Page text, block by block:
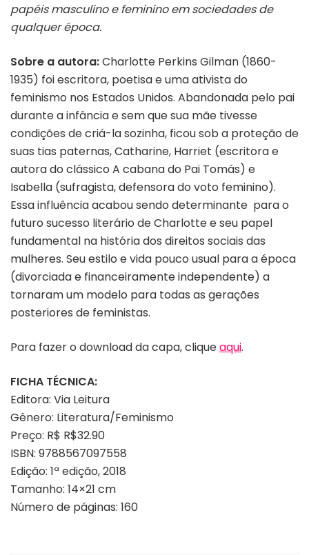
papéis masculino e feminino em sociedades de
qualquer época.
Sobre a autora:Charlotte Perkins Gilman (1860-
1935) foi escritora, poetisa e uma ativista do
feminismo nos Estados Unidos. Abandonada pelo pai
durante a infância e sem que sua mãe tivesse
condições de criá-la sozinha, ficou sob a proteção de
suas tias paternas, Catharine, Harriet (escritora e
autora do clássico A cabana do Pai Tomás) e
Isabella (sufragista, defensora do voto feminino).
Essa influência acabou sendo determinante para o
futuro sucesso literário de Charlotte e seu papel
fundamental na história dos direitos sociais das
mulheres. Seu estilo e vida pouco usual para a época
(divorciada e financeiramente independente) a
tornaram um modelo para todas as gerações
posteriores de feministas.
Para fazer o download da capa, cliqueaqui.
FICHA TÉCNICA:
Editora: Via Leitura
Gênero: Literatura/Feminismo
Preço: R$ R$32.90
ISBN: 9788567097558
Edição: 1ª edição, 2018
Tamanho: 14×21 cm
Número de páginas: 160